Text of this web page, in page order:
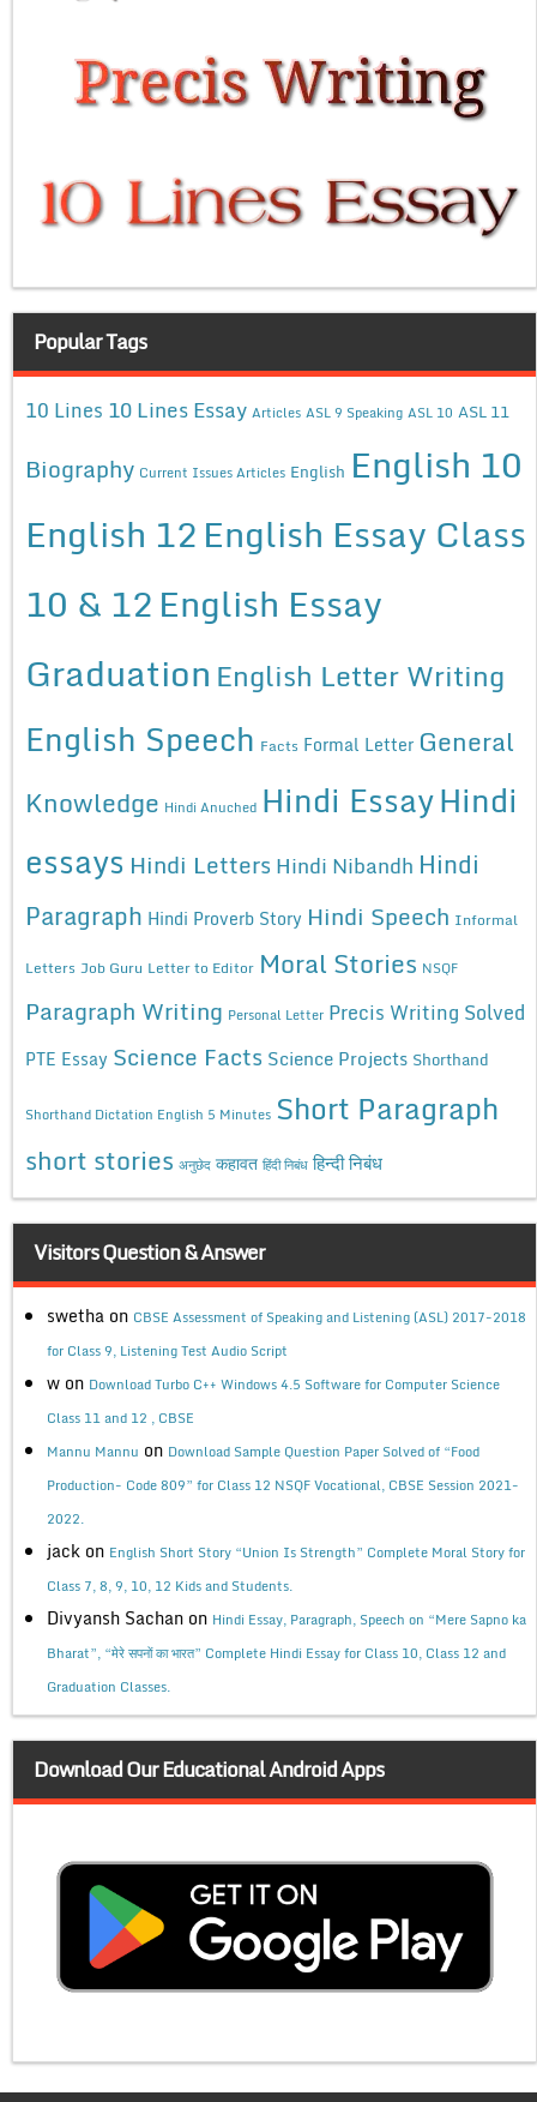
Popular Tags
10 Lines 10 Lines Essay Articles ASL 9 Speaking ASL 10 ASL 11
Biography Current Issues Articles English English 10
English 12English Essay Class
10 & 12English Essay
Graduation English Letter Writing
English Speech Facts Formal Letter General
Knowledge Hindi Anuched Hindi EssayHindi
essays Hindi Letters Hindi Nibandh Hindi
Paragraph Hindi Proverb Story Hindi Speech Informal
Letters Job Guru Letter to Editor Moral Stories NSQF
Paragraph Writing Personal Letter Precis Writing Solved
PTE Essay Science Facts Science Projects Shorthand
Shorthand Dictation English 5 Minutes Short Paragraph
short stories अनुछेद कहावत हिंदी निबंध हिन्दी निबंध
Visitors Question & Answer
swetha on CBSE Assessment of Speaking and Listening (ASL) 2017-2018
for Class 9, Listening Test Audio Script
w on Download Turbo C++ Windows 4.5 Software for Computer Science
Class 11 and 12 , CBSE
Mannu Mannu on Download Sample Question Paper Solved of “Food
Production- Code 809” for Class 12 NSQF Vocational, CBSE Session 2021-
2022.
jack on English Short Story “Union Is Strength” Complete Moral Story for
Class 7, 8, 9, 10, 12 Kids and Students.
Divyansh Sachan on Hindi Essay, Paragraph, Speech on “Mere Sapno ka
Bharat”, “मेरे सपनों का भारत” Complete Hindi Essay for Class 10, Class 12 and
Graduation Classes.
Download Our Educational Android Apps